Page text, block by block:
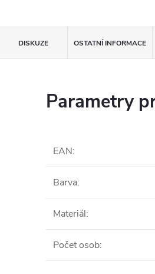
DISKUZE OSTATNÍ INFORMACE
Parametry
EAN:
Barva:
Materiál:
Počet osob: